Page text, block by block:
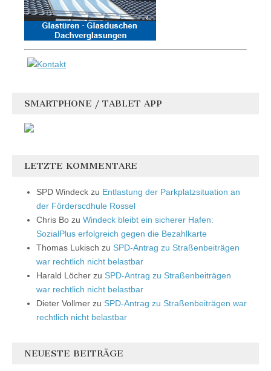
SMARTPHONE / TABLET APP
LETZTE KOMMENTARE
SPD Windeck zu Entlastung der Parkplatzsituation an
der Förderscdhule Rossel
Chris Bo zu Windeck bleibt ein sicherer Hafen:
SozialPlus erfolgreich gegen die Bezahlkarte
Thomas Lukisch zu SPD-Antrag zu Straßenbeiträgen
war rechtlich nicht belastbar
Harald Löcher zu SPD-Antrag zu Straßenbeiträgen
war rechtlich nicht belastbar
Dieter Vollmer zu SPD-Antrag zu Straßenbeiträgen war
rechtlich nicht belastbar
NEUESTE BEITRÄGE